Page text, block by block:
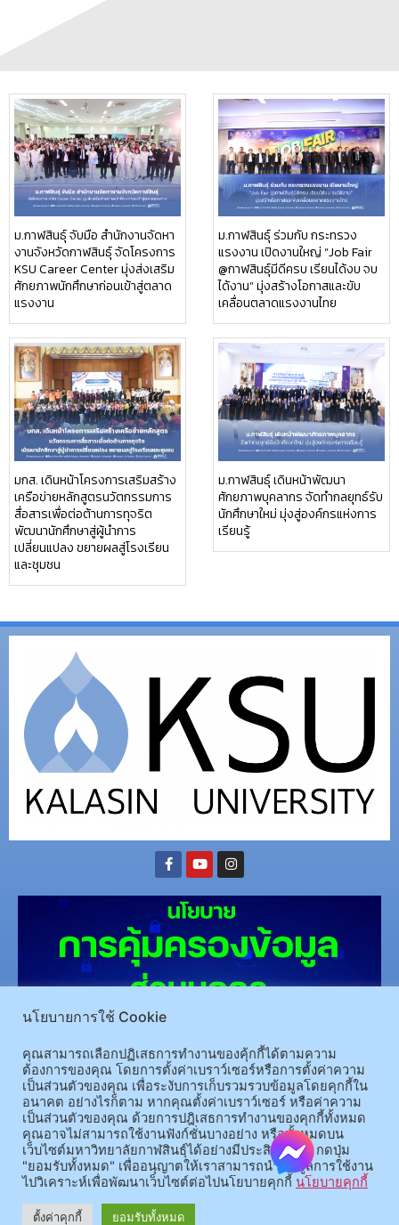
ม.กาฬสินธุ์ จับมือ สำนักงานจัดหา
งานจังหวัดกาฬสินธุ์ จัดโครงการ
KSU Career Center มุ่งส่งเสริม
ศักยภาพนักศึกษาก่อนเข้าสู่ตลาด
แรงงาน
ม.กาฬสินธุ์ ร่วมกับ กระทรวง
แรงงาน เปิดงานใหญ่ “Job Fair
@กาฬสินธุ์มีดีครบ เรียนได้งบ จบ
ได้งาน” มุ่งสร้างโอกาสและขับ
เคลื่อนตลาดแรงงานไทย
มกส. เดินหน้าโครงการเสริมสร้าง
เครือข่ายหลักสูตรนวัตกรรมการ
สื่อสารเพื่อต่อต้านการทุจริต
พัฒนานักศึกษาสู่ผู้นำการ
เปลี่ยนแปลง ขยายผลสู่โรงเรียน
และชุมชน
ม.กาฬสินธุ์ เดินหน้าพัฒนา
ศักยภาพบุคลากร จัดทำกลยุทธ์รับ
นักศึกษาใหม่ มุ่งสู่องค์กรแห่งการ
เรียนรู้
(อ.นามน)13 หมู่ 14 ต.สงเปลือย อ.นามน จ.กาฬสินธุ์ 46230โทรศัพท์ : 043-602-055 โทรสาร :
043-602-044
(อ.เมือง)62/1 ถ.เกษตรสมบูรณ์ ต.กาฬสินธุ์ อ.เมือง จ.กาฬสินธุ์ 46000 โทรศัพท์ 043-811128 08-
64584360 โทรสาร 043-813070
© 2025 All rights Reserved.
นโยบายการใช้ Cookie
คุณสามารถเลือกปฏิเสธการทำงานของคุ้กกี้ได้ตามความ
ต้องการของคุณ โดยการตั้งค่าเบราว์เซอร์หรือการตั้งค่าความ
เป็นส่วนตัวของคุณ เพื่อระงับการเก็บรวมรวบข้อมูลโดยคุกกี้ใน
อนาคต อย่างไรก็ตาม หากคุณตั้งค่าเบราว์เซอร์ หรือค่าความ
เป็นส่วนตัวของคุณ ด้วยการปฎิเสธการทำงานของคุกกี้ทั้งหมด
คุณอาจไม่สามารถใช้งานฟังก์ชั่นบางอย่าง หรือทั้งหมดบน
เว็บไซต์มหาวิทยาลัยกาฬสินธุ์ได้อย่างมีประสิทธิภาพ กดปุ่ม
"ยอมรับทั้งหมด" เพื่ออนุญาตให้เราสามารถนำข้อมูลการใช้งาน
ไปวิเคราะห์เพื่อพัฒนาเว็บไซต์ต่อไปนโยบายคุกกี้ นโยบายคุกกี้
ตั้งค่าคุกกี้ ยอมรับทั้งหมด